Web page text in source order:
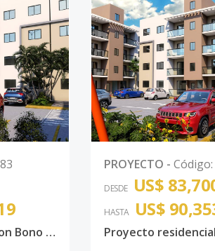
Proyecto residencial Con Bono Autopista de San Isidro
PROYECTO - Código:
DESDE US$
HASTA US$